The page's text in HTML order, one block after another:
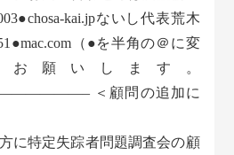
kai.jpないし代表荒木
（●を半角の＠に変
願いします。
＜顧問の追加に
に特定失踪者問題調査会の顧